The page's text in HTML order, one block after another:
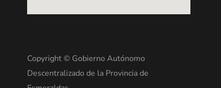
Copyright © Gobierno Autónomo
Descentralizado de la Provincia de